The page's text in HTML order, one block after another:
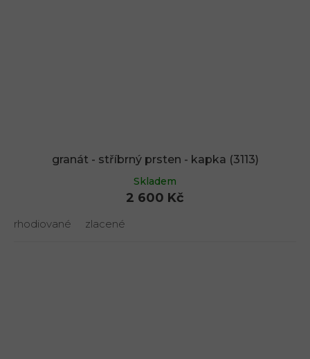
granát - stříbrný prsten - kapka (3113)
Skladem
2 600 Kč
rhodiované zlacené